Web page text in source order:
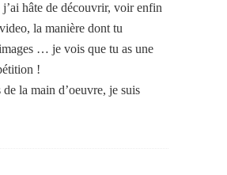
hâte de découvrir, voir enfin
la manière dont tu
… je vois que tu as une
!
de la main d’oeuvre, je suis